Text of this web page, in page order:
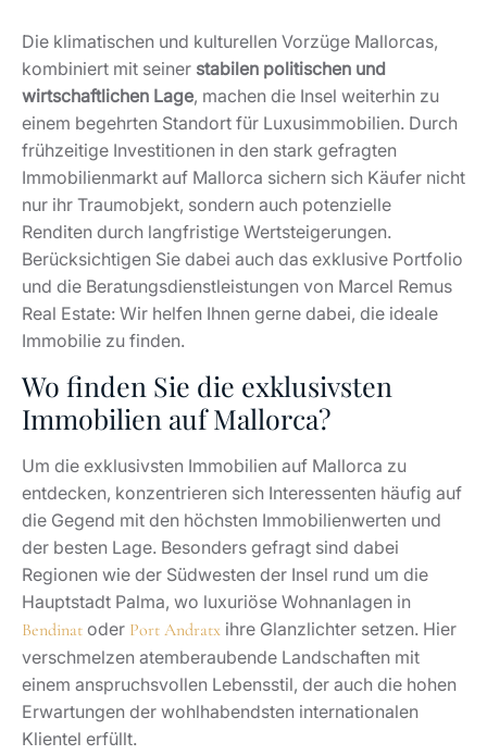
Die klimatischen und kulturellen Vorzüge Mallorcas,
kombiniert mit seiner stabilen politischen und
wirtschaftlichen Lage, machen die Insel weiterhin zu
einem begehrten Standort für Luxusimmobilien. Durch
frühzeitige Investitionen in den stark gefragten
Immobilienmarkt auf Mallorca sichern sich Käufer nicht
nur ihr Traumobjekt, sondern auch potenzielle
Renditen durch langfristige Wertsteigerungen.
Berücksichtigen Sie dabei auch das exklusive Portfolio
und die Beratungsdienstleistungen von Marcel Remus
Real Estate: Wir helfen Ihnen gerne dabei, die ideale
Immobilie zu finden.
Wo finden Sie die exklusivsten
Immobilien auf Mallorca?
Um die exklusivsten Immobilien auf Mallorca zu
entdecken, konzentrieren sich Interessenten häufig auf
die Gegend mit den höchsten Immobilienwerten und
der besten Lage. Besonders gefragt sind dabei
Regionen wie der Südwesten der Insel rund um die
Hauptstadt Palma, wo luxuriöse Wohnanlagen in
Bendinat oder Port Andratx ihre Glanzlichter setzen. Hier
verschmelzen atemberaubende Landschaften mit
einem anspruchsvollen Lebensstil, der auch die hohen
Erwartungen der wohlhabendsten internationalen
Klientel erfüllt.